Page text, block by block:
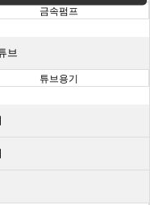
금속펌프
브
튜브용기